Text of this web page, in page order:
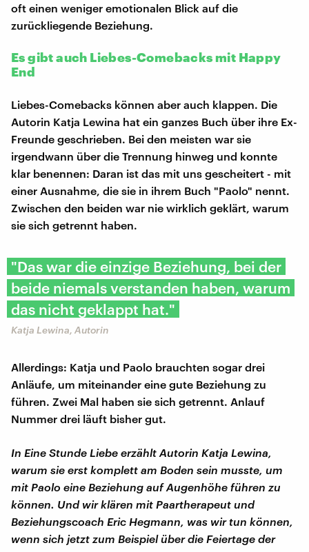
oft einen weniger emotionalen Blick auf die
zurückliegende Beziehung.
Es gibt auch Liebes-Comebacks mit Happy
End
Liebes-Comebacks können aber auch klappen. Die
Autorin Katja Lewina hat ein ganzes Buch über ihre Ex-
Freunde geschrieben. Bei den meisten war sie
irgendwann über die Trennung hinweg und konnte
klar benennen: Daran ist das mit uns gescheitert - mit
einer Ausnahme, die sie in ihrem Buch "Paolo" nennt.
Zwischen den beiden war nie wirklich geklärt, warum
sie sich getrennt haben.
"Das war die einzige Beziehung, bei der
beide niemals verstanden haben, warum
das nicht geklappt hat."
Katja Lewina, Autorin
Allerdings: Katja und Paolo brauchten sogar drei
Anläufe, um miteinander eine gute Beziehung zu
führen. Zwei Mal haben sie sich getrennt. Anlauf
Nummer drei läuft bisher gut.
In Eine Stunde Liebe erzählt Autorin Katja Lewina,
warum sie erst komplett am Boden sein musste, um
mit Paolo eine Beziehung auf Augenhöhe führen zu
können. Und wir klären mit Paartherapeut und
Beziehungscoach Eric Hegmann, was wir tun können,
wenn sich jetzt zum Beispiel über die Feiertage der